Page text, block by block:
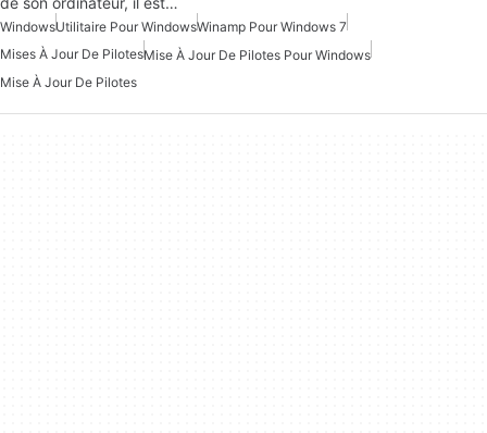
WindowsUtilitaire Pour WindowsWinamp Pour Windows 7
Mises À Jour De PilotesMise À Jour De Pilotes Pour Windows
Mise À Jour De Pilotes